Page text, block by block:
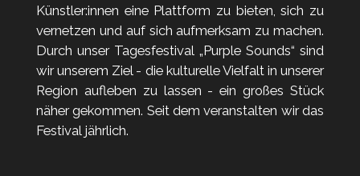
Künstler:innen eine Plattform zu bieten, sich zu
vernetzen und auf sich aufmerksam zu machen.
Durch unser Tagesfestival „Purple Sounds“ sind
wir unserem Ziel - die kulturelle Vielfalt in unserer
Region aufleben zu lassen - ein großes Stück
näher gekommen. Seit dem veranstalten wir das
Festival jährlich.